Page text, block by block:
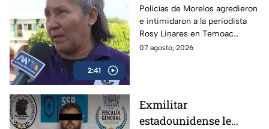
2:41
Morelos durante
cobertura del asesinato
del alcalde de Temoac
Policías de Morelos agredieron
e intimidaron a la periodista
Rosy Linares en Temoac
mientras realizaba una
07 agosto, 2026
Exmilitar
estadounidense le